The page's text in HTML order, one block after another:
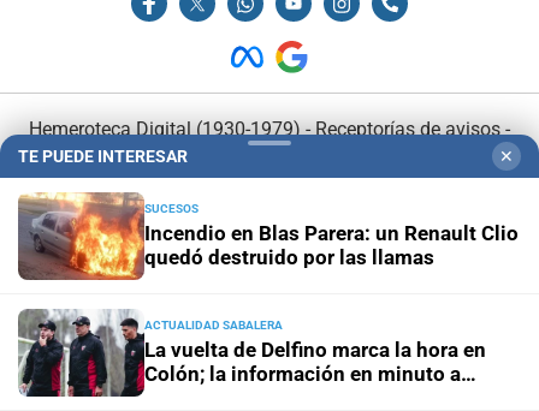
Hemeroteca Digital (1930-1979)-Receptorías de avisos-
Administración y Publicidad
Elementos institucionales-
Opcionales con El Litoral
El Litoral es miembro de:
TE PUEDE INTERESAR ✕
SUCESOS
Incendio en Blas Parera: un Renault Clio
quedó destruido por las llamas
ACTUALIDAD SABALERA
La vuelta de Delfino marca la hora en
Colón; la información en minuto a